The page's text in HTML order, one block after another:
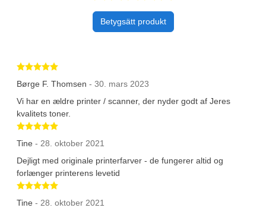
Betygsätt produkt
Betygsatt 5 av 5 stjärnor
Børge F. Thomsen - 30. mars 2023
Vi har en ældre printer / scanner, der nyder godt af Jeres
kvalitets toner.
Betygsatt 5 av 5 stjärnor
Tine - 28. oktober 2021
Dejligt med originale printerfarver - de fungerer altid og
forlænger printerens levetid
Betygsatt 5 av 5 stjärnor
Tine - 28. oktober 2021